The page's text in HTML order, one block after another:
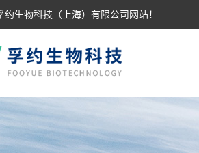
约生物科技（上海）有限公司网站！